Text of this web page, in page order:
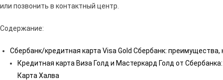
или позвонить в контактный центр.
Содержание:
Сбербанк/кредитная карта Visa Gold Сбербанк:
Кредитная карта Виза Голд и Мастеркард Голд от
Карта Халва